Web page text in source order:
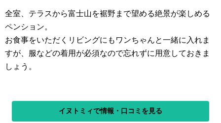
全室、テラスから富士山を裾野まで望める絶景が楽しめる
ペンション。
お食事をいただくリビングにもワンちゃんと一緒に入れま
すが、服などの着用が必須なので忘れずに用意しておきま
しょう。
イヌトミィで情報・口コミを見る